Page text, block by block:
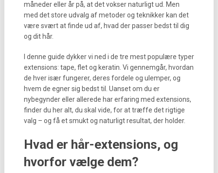
måneder eller år på, at det vokser naturligt ud. Men
med det store udvalg af metoder og teknikker kan det
være svært at finde ud af, hvad der passer bedst til dig
og dit hår.
I denne guide dykker vi ned i de tre mest populære typer
extensions: tape, flet og keratin. Vi gennemgår, hvordan
de hver især fungerer, deres fordele og ulemper, og
hvem de egner sig bedst til. Uanset om du er
nybegynder eller allerede har erfaring med extensions,
finder du her alt, du skal vide, for at træffe det rigtige
valg – og få et smukt og naturligt resultat, der holder.
Hvad er hår-extensions, og
hvorfor vælge dem?